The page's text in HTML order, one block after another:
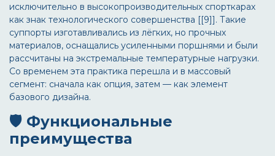
исключительно в высокопроизводительных спорткарах
как знак технологического совершенства [[9]]. Такие
суппорты изготавливались из лёгких, но прочных
материалов, оснащались усиленными поршнями и были
рассчитаны на экстремальные температурные нагрузки.
Со временем эта практика перешла и в массовый
сегмент: сначала как опция, затем — как элемент
базового дизайна.
🛡️ Функциональные
преимущества